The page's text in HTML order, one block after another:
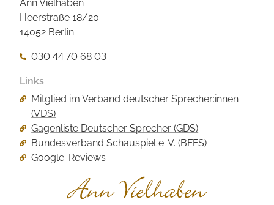
Ann Vielhaben
Heerstraße 18/20
14052 Berlin
030 44 70 68 03
Links
Navigation
überspringen
Mitglied im Verband deutscher Sprecher:innen
(VDS)
Gagenliste Deutscher Sprecher (GDS)
Bundesverband Schauspiel e. V. (BFFS)
Google-Reviews